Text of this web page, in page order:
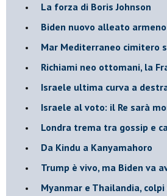
La forza di Boris Johnson
Biden nuovo alleato
Mar Mediterraneo cimitero
Richiami neo ottomani, la
Israele ultima curva a
Israele al voto: il Re sarà
Londra trema tra gossip e
Da Kindu a Kanyamahoro
Trump è vivo, ma Biden va
Myanmar e Thailandia,